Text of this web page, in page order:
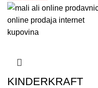
KINDERKRAFT